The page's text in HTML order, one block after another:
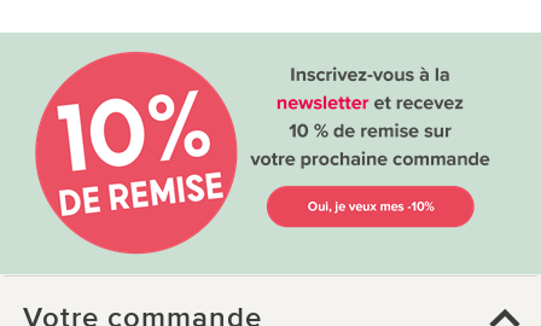
Votre commande